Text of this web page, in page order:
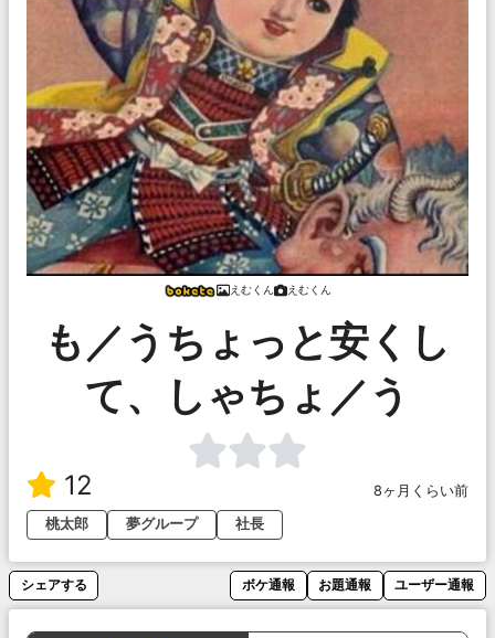
えむくん えむくん
も／うちょっと安くし
て、しゃちょ／う
12
8ヶ月くらい前
桃太郎
夢グループ 社長
シェアする ボケ通報 お題通報 ユーザー通報